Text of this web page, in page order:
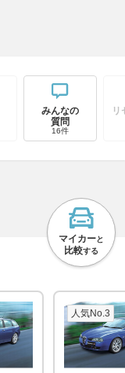
みんなの
質問
16件
リ
マイカーと
比較する
人気No.3